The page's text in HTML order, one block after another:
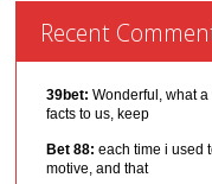
Recent
39bet: Wonderful, what
facts to us, keep
Bet 88: each time i used
motive, and that